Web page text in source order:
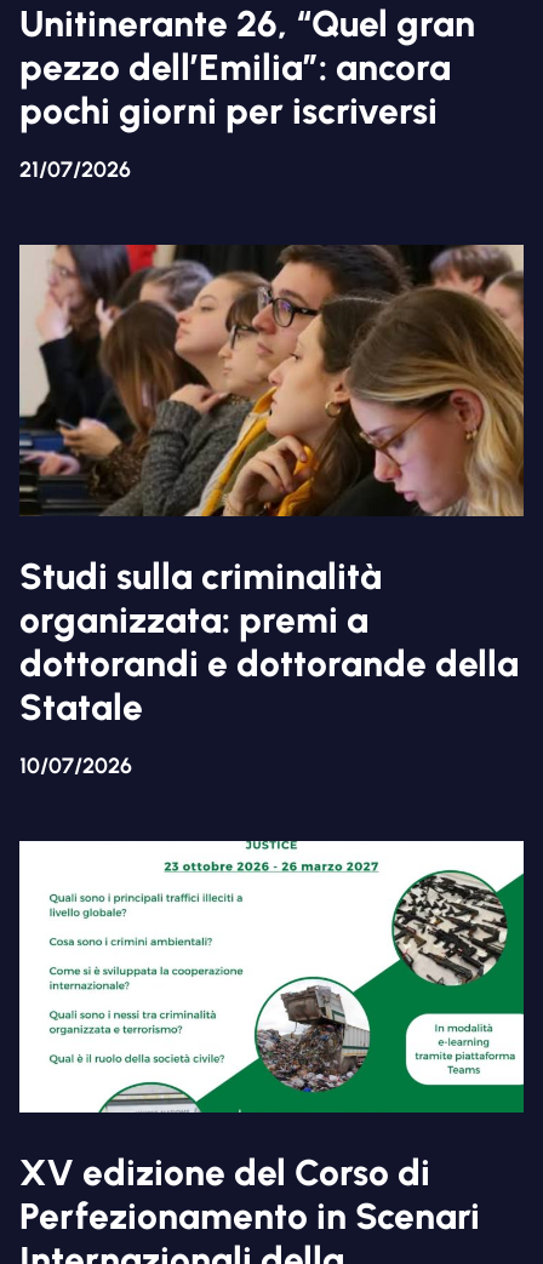
Unitinerante 26, “Quel gran
pezzo dell’Emilia”: ancora
pochi giorni per iscriversi
21/07/2026
Studi sulla criminalità
organizzata: premi a
dottorandi e dottorande della
Statale
10/07/2026
XV edizione del Corso di
Perfezionamento in Scenari